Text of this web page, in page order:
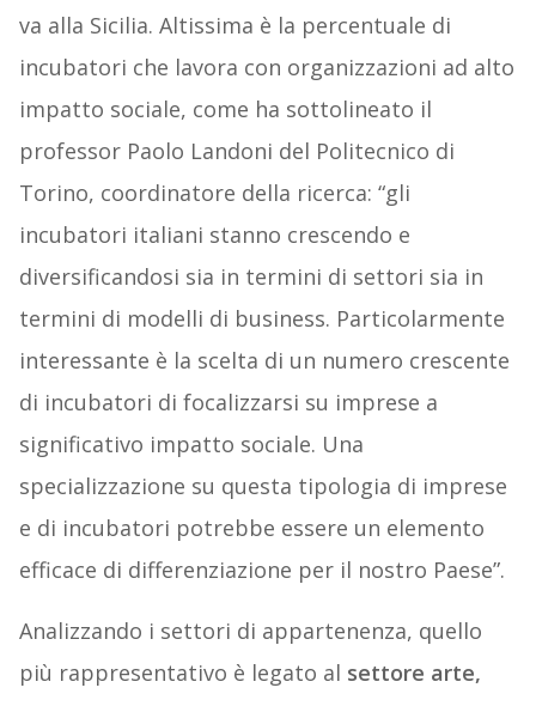
va alla Sicilia. Altissima è la percentuale di
incubatori che lavora con organizzazioni ad alto
impatto sociale, come ha sottolineato il
professor Paolo Landoni del Politecnico di
Torino, coordinatore della ricerca: “gli
incubatori italiani stanno crescendo e
diversificandosi sia in termini di settori sia in
termini di modelli di business. Particolarmente
interessante è la scelta di un numero crescente
di incubatori di focalizzarsi su imprese a
significativo impatto sociale. Una
specializzazione su questa tipologia di imprese
e di incubatori potrebbe essere un elemento
efficace di differenziazione per il nostro Paese”.
Analizzando i settori di appartenenza, quello
più rappresentativo è legato al settore arte,